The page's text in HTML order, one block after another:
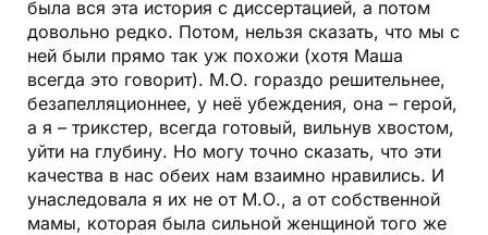
была вся эта история с диссертацией, а потом
довольно редко. Потом, нельзя сказать, что мы с
ней были прямо так уж похожи (хотя Маша
всегда это говорит). М.О. гораздо решительнее,
безапелляционнее, у неё убеждения, она – герой,
а я – трикстер, всегда готовый, вильнув хвостом,
уйти на глубину. Но могу точно сказать, что эти
качества в нас обеих нам взаимно нравились. И
унаследовала я их не от М.О., а от собственной
мамы, которая была сильной женщиной того же